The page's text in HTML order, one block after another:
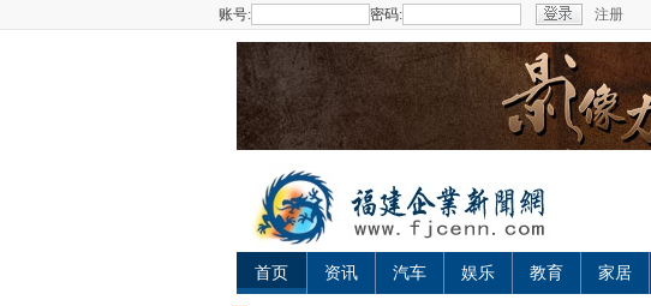
账号: 密码: 注册
首页 资讯 汽车 娱乐 教育 家居